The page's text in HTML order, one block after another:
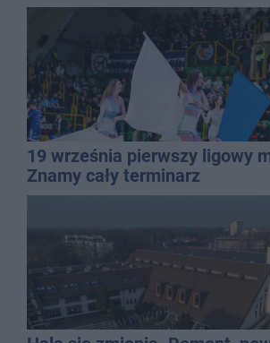
19 września pierwszy ligowy
Znamy cały terminarz